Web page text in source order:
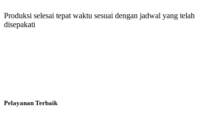
Produksi selesai tepat waktu sesuai dengan jadwal yang telah
disepakati
Pelayanan Terbaik